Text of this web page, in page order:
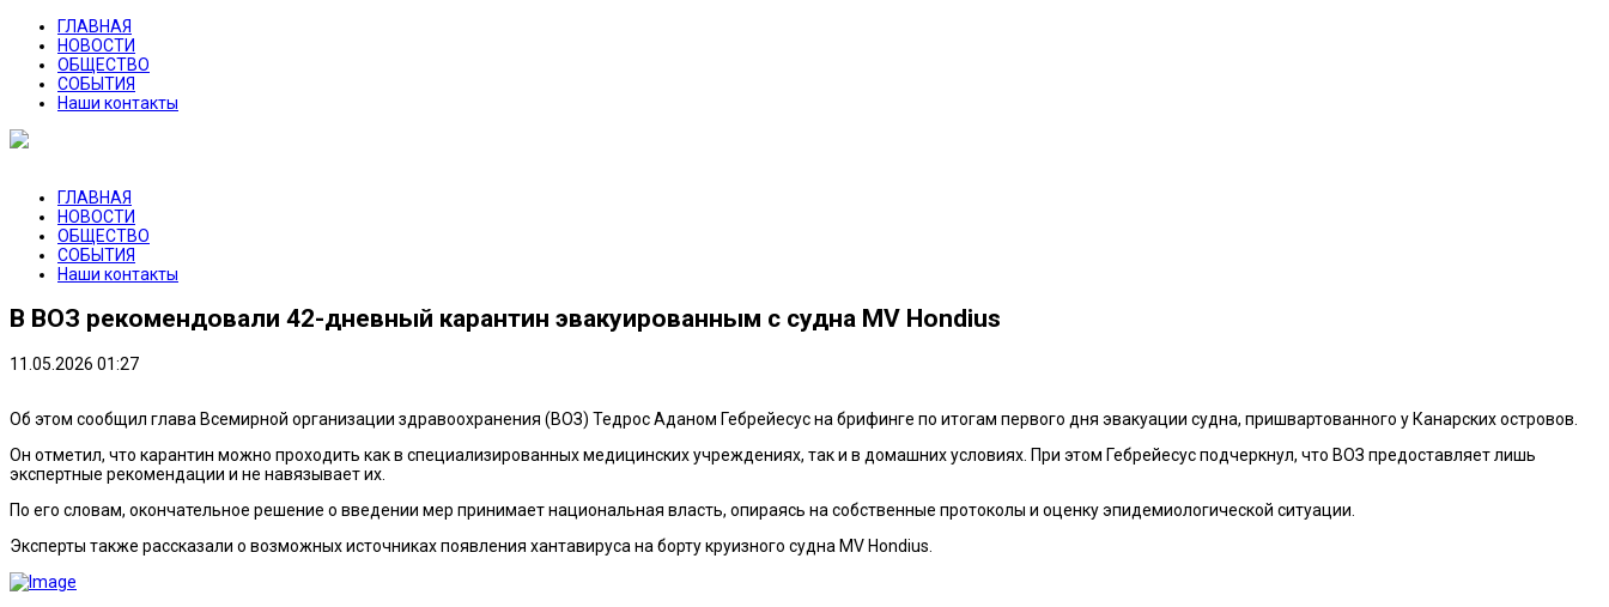
ГЛАВНАЯ
НОВОСТИ
ОБЩЕСТВО
СОБЫТИЯ
Наши контакты
ГЛАВНАЯ
НОВОСТИ
ОБЩЕСТВО
СОБЫТИЯ
Наши контакты
В ВОЗ рекомендовали 42-дневный карантин эвакуированным с судна MV Hondius
11.05.2026 01:27
Об этом сообщил глава Всемирной организации здравоохранения (ВОЗ) Тедрос Аданом Гебрейесус на брифинге по итогам первого дня эвакуации судна, пришвартованного у Канарских островов.
Он отметил, что карантин можно проходить как в специализированных медицинских учреждениях, так и в домашних условиях. При этом Гебрейесус подчеркнул, что ВОЗ предоставляет лишь
экспертные рекомендации и не навязывает их.
По его словам, окончательное решение о введении мер принимает национальная власть, опираясь на собственные протоколы и оценку эпидемиологической ситуации.
Эксперты также рассказали о возможных источниках появления хантавируса на борту круизного судна MV Hondius.